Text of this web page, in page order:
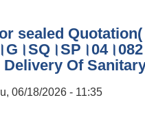
sealed Quotation(
Of
06/18/2026 - 11:35